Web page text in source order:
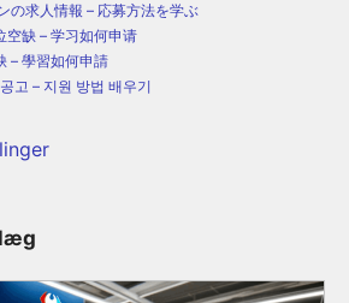
の求人情報 – 応募方法を学ぶ
缺 – 学习如何申请
– 學習如何申請
고 – 지원 방법 배우기